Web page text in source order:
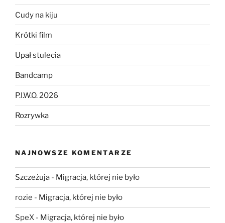
Cudy na kiju
Krótki film
Upał stulecia
Bandcamp
P.I.W.O. 2026
Rozrywka
NAJNOWSZE KOMENTARZE
Szczeżuja - Migracja, której nie było
rozie - Migracja, której nie było
SpeX - Migracja, której nie było